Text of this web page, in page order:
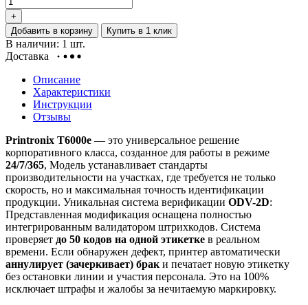
+
Добавить в корзину
Купить в 1 клик
В наличии: 1 шт.
Доставка
Описание
Характеристики
Инструкции
Отзывы
Printronix T6000e — это универсальное решение
корпоративного класса, созданное для работы в режиме
24/7/365, Модель устанавливает стандарты
производительности на участках, где требуется не только
скорость, но и максимальная точность идентификации
продукции. Уникальная система верификации ODV-2D:
Представленная модификация оснащена полностью
интегрированным валидатором штрихкодов. Система
проверяет до 50 кодов на одной этикетке в реальном
времени. Если обнаружен дефект, принтер автоматически
аннулирует (зачеркивает) брак и печатает новую этикетку
без остановки линии и участия персонала. Это на 100%
исключает штрафы и жалобы за нечитаемую маркировку.